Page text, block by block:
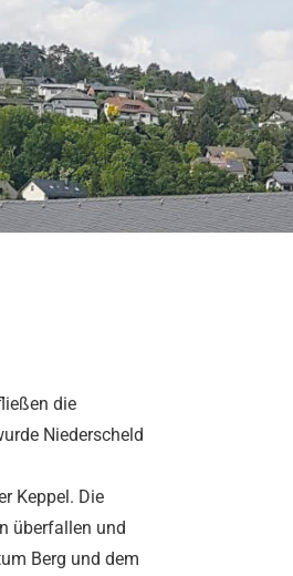
die
Niederscheld
Keppel. Die
überfallen und
Berg und dem